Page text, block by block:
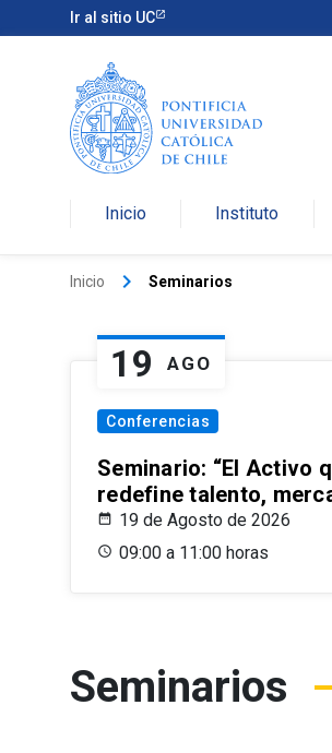
Ir al sitio UC
Inicio Instituto
Inicio keyboard_arrow_right Seminarios
19 AGO
Conferencias
Seminario: “El Activo
redefine talento,
19 de Agosto de 2026
09:00 a 11:00 horas
Seminarios